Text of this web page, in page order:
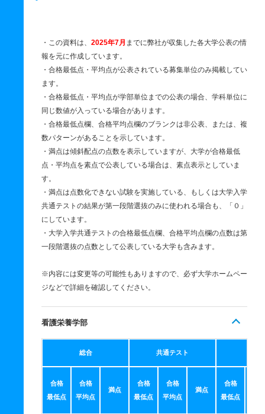
・この資料は、 2025年7月 までに弊社が収集した各大学公表の情
報を元に作成しています。
・合格最低点・平均点が公表されている募集単位のみ掲載してい
ます。
・合格最低点・平均点が学部単位までの公表の場合、学科単位に
同じ数値が入っている場合があります。
・合格最低点欄、合格平均点欄のブランクは非公表、または、複
数パターンがあることを示しています。
・満点は傾斜配点の点数を表示していますが、大学が合格最低
点・平均点を素点で公表している場合は、素点表示としていま
す。
・満点は点数化できない試験を実施している、もしくは大学入学
共通テストの結果が第一段階選抜のみに使われる場合も、「０」
にしています。
・大学入学共通テストの合格最低点欄、合格平均点欄の点数は第
一段階選抜の点数として公表している大学も含みます。
※内容には変更等の可能性もありますので、必ず大学ホームペー
ジなどで詳細を確認してください。
看護栄養学部
総合 共通テスト
合格
最低点
合格
平均点
満点
合格
最低点
合格
平均点
満点
合格
最低点